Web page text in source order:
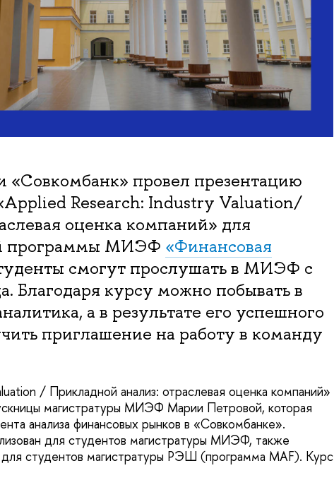
«Совкомбанк» провел презентацию
Research: Industry Valuation/
оценка компаний» для
программы МИЭФ «Финансовая
смогут прослушать в МИЭФ с
Благодаря курсу можно побывать в
а в результате его успешного
приглашение на работу в команду
/ Прикладной анализ: отраслевая оценка компаний»
магистратуры МИЭФ Марии Петровой, которая
анализа финансовых рынков в «Совкомбанке».
для студентов магистратуры МИЭФ, также
студентов магистратуры РЭШ (программа MAF). Курс